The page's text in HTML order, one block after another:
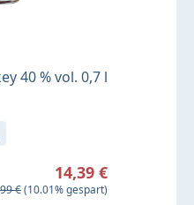
40 % vol. 0,7 l
14,39 €
Preis:
€(10.01% gespart)